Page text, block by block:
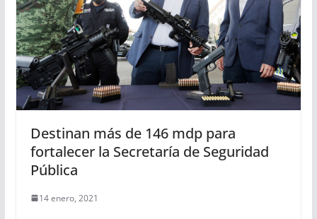
Destinan más de 146 mdp para
fortalecer la Secretaría de Seguridad
Pública
14 enero, 2021